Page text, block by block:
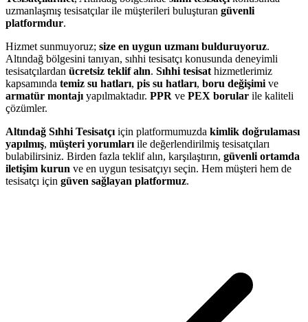
uzmanlaşmış tesisatçılar ile müşterileri buluşturan güvenli
platformdur.
Hizmet sunmuyoruz; size en uygun uzmanı bulduruyoruz.
Altındağ bölgesini tanıyan, sıhhi tesisatçı konusunda deneyimli
tesisatçılardan ücretsiz teklif alın. Sıhhi tesisat hizmetlerimiz
kapsamında temiz su hatları, pis su hatları, boru değişimi ve
armatür montajı yapılmaktadır. PPR ve PEX borular ile kaliteli
çözümler.
Altındağ Sıhhi Tesisatçı için platformumuzda kimlik doğrulaması
yapılmış, müşteri yorumları ile değerlendirilmiş tesisatçıları
bulabilirsiniz. Birden fazla teklif alın, karşılaştırın, güvenli ortamda
iletişim kurun ve en uygun tesisatçıyı seçin. Hem müşteri hem de
tesisatçı için güven sağlayan platformuz.